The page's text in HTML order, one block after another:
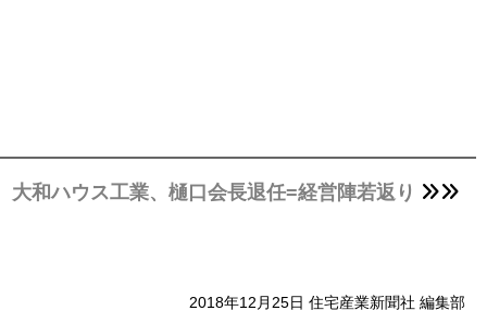
大和ハウス工業、樋口会長退任=経営陣若返り
2018年12月25日 住宅産業新聞社 編集部